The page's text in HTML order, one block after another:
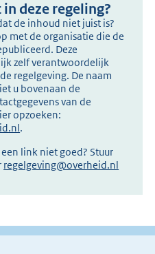
deze regeling?
de inhoud niet juist is?
met de organisatie die de
Deze
zelf verantwoordelijk
regelgeving. De naam
u bovenaan de
van de
opzoeken:
.
link niet goed? Stuur
regelgeving@overheid.nl